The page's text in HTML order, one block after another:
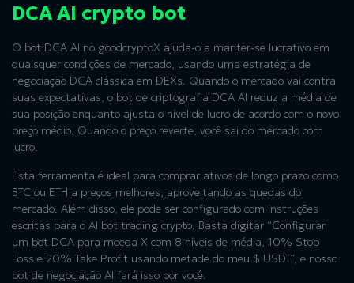
DCA AI crypto bot
O bot DCA AI no goodcryptoX ajuda-o a manter-se lucrativo em
quaisquer condições de mercado, usando uma estratégia de
negociação DCA clássica em DEXs. Quando o mercado vai contra
suas expectativas, o bot de criptografia DCA AI reduz a média de
sua posição enquanto ajusta o nível de lucro de acordo com o novo
preço médio. Quando o preço reverte, você sai do mercado com
lucro.
Esta ferramenta é ideal para comprar ativos de longo prazo como
BTC ou ETH a preços melhores, aproveitando as quedas do
mercado. Além disso, ele pode ser configurado com instruções
escritas para o AI bot trading crypto. Basta digitar “Configurar
um bot DCA para moeda X com 8 níveis de média, 10% Stop
Loss e 20% Take Profit usando metade do meu $ USDT”, e nosso
bot de negociação AI fará isso por você.